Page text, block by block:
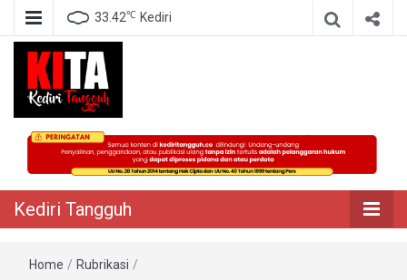
33.42℃ Kediri
Kediri Tangguh
Berita Akurat Terpercaya
Kediri Tangguh
Home / Rubrikasi /